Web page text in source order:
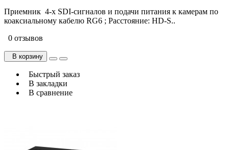
Приемник 4-х SDI-сигналов и подачи питания к камерам по
коаксиальному кабелю RG6 ; Расстояние: HD-S..
0 отзывов
В корзину
Быстрый заказ
В закладки
В сравнение